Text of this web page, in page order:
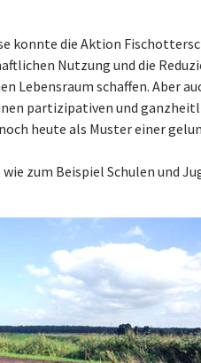
konnte die Aktion
Nutzung und die
Lebensraum schaffen. Aber
partizipativen und
heute als Muster einer
zum Beispiel Schulen und